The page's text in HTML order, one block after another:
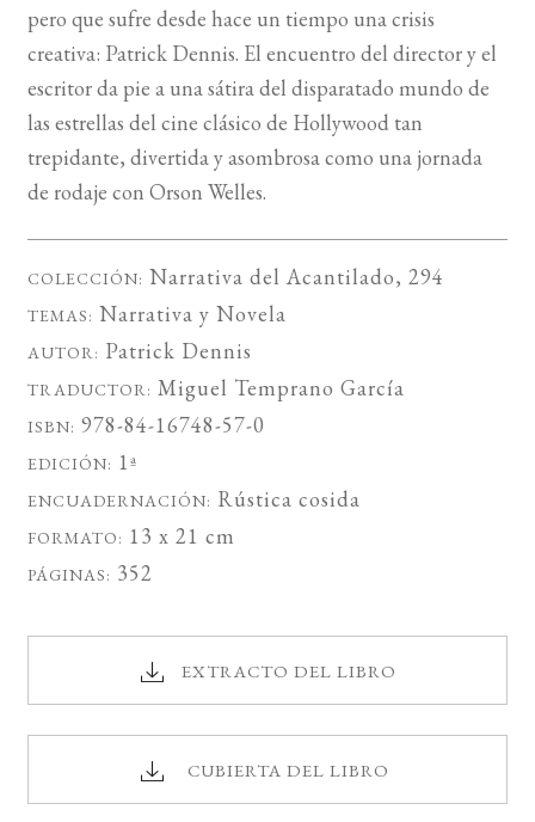
pero que sufre desde hace un tiempo una crisis
creativa: Patrick Dennis. El encuentro del director y el
escritor da pie a una sátira del disparatado mundo de
las estrellas del cine clásico de Hollywood tan
trepidante, divertida y asombrosa como una jornada
de rodaje con Orson Welles.
COLECCIÓN: Narrativa del Acantilado, 294
TEMAS: Narrativa y Novela
AUTOR: Patrick Dennis
TRADUCTOR: Miguel Temprano García
ISBN: 978-84-16748-57-0
EDICIÓN: 1ª
ENCUADERNACIÓN: Rústica cosida
FORMATO: 13 x 21 cm
PÁGINAS: 352
EXTRACTO DEL LIBRO
CUBIERTA DEL LIBRO